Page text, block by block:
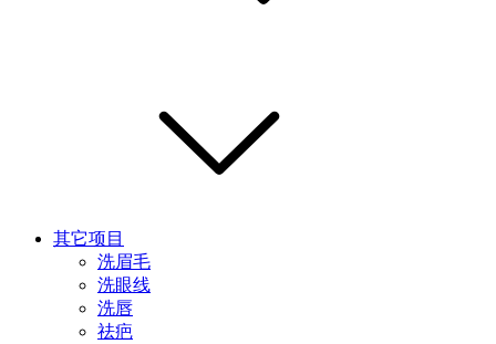
其它项目
洗眉毛
洗眼线
洗唇
祛疤